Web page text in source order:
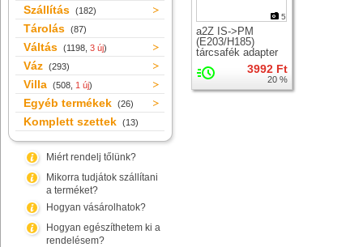
Szállítás (182)
Tárolás (87)
Váltás (1198, 3 új)
Váz (293)
Villa (508, 1 új)
Egyéb termékek (26)
Komplett szettek (13)
Miért rendelj tőlünk?
Mikorra tudjátok szállítani
a terméket?
Hogyan vásárolhatok?
Hogyan egészíthetem ki a
rendelésem?
5
a2Z IS->PM
(E203/H185)
tárcsafék adapter
3992 Ft
20 %